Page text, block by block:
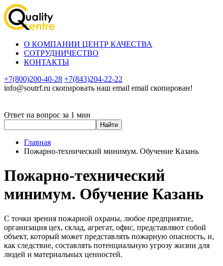
О КОМПАНИИ ЦЕНТР КАЧЕСТВА
СОТРУДНИЧЕСТВО
КОНТАКТЫ
+7(800)200-40-28 +7(843)204-22-22
info@soutrf.ru скопировать наш email email скопирован!
Ответ на вопрос за 1 мин
Главная
Пожарно-технический минимум. Обучение Казань
Пожарно-технический
минимум. Обучение Казань
С точки зрения пожарной охраны, любое предприятие,
организация цех, склад, агрегат, офис, представляют собой
объект, который может представлять пожарную опасность, и,
как следствие, составлять потенциальную угрозу жизни для
людей и материальных ценностей.